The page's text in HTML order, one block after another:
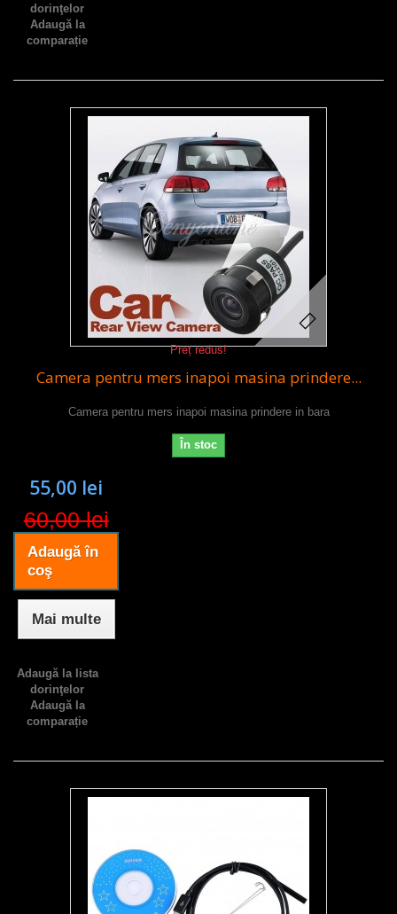
dorinţelor
Adaugă la
comparație
Preț redus!
Camera pentru mers inapoi masina prindere...
Camera pentru mers inapoi masina prindere in bara
În stoc
55,00 lei
60,00 lei
Adaugă în
coş
Mai multe
Adaugă la lista
dorinţelor
Adaugă la
comparație